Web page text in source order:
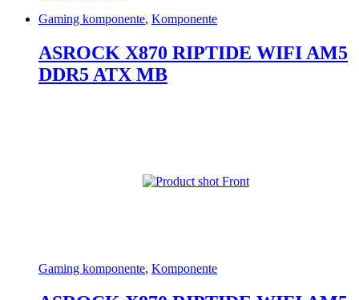
Gaming komponente, Komponente
ASROCK X870 RIPTIDE WIFI AM5
DDR5 ATX MB
Gaming komponente, Komponente